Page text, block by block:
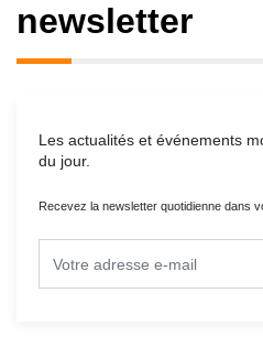
newsletter
Les actualités et événements
du jour.
Recevez la newsletter quotidienne dans